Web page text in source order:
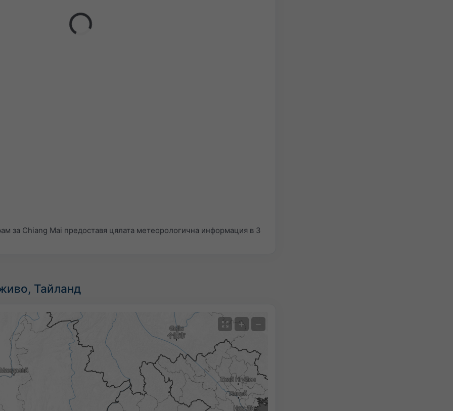
за Chiang Mai предоставя цялата метеорологична информация в 3
Тайланд
+ −